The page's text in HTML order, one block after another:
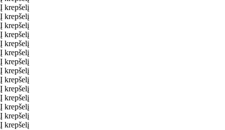
Į krepšelį
Į krepšelį
Į krepšelį
Į krepšelį
Į krepšelį
Į krepšelį
Į krepšelį
Į krepšelį
Į krepšelį
Į krepšelį
Į krepšelį
Į krepšelį
Į krepšelį
Į krepšelį